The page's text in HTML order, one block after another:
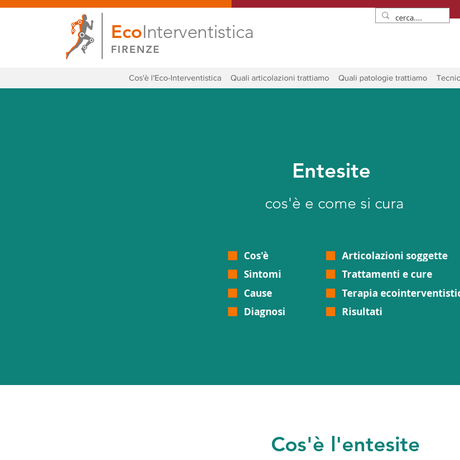
EcoInterventistica
FIRENZE
Cos'è l'Eco-Interventistica Quali articolazioni trattiamo Quali patologie trattiamo
Entesite
cos'è e come si cura
Cos'è
Sintomi
Cause
Diagnosi
Articolazioni soggette
Trattamenti e cure
Terapia
Risultati
Cos'è l'entesite